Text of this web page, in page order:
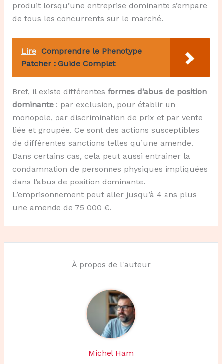
produit lorsqu’une entreprise dominante s’empare
de tous les concurrents sur le marché.
Lire Comprendre le Phenotype
Patcher : Guide Complet
Bref, il existe différentes formes d’abus de position
dominante: par exclusion, pour établir un
monopole, par discrimination de prix et par vente
liée et groupée. Ce sont des actions susceptibles
de différentes sanctions telles qu’une amende.
Dans certains cas, cela peut aussi entraîner la
condamnation de personnes physiques impliquées
dans l’abus de position dominante.
L’emprisonnement peut aller jusqu’à 4 ans plus
une amende de 75 000 €.
À propos de l'auteur
Michel Ham